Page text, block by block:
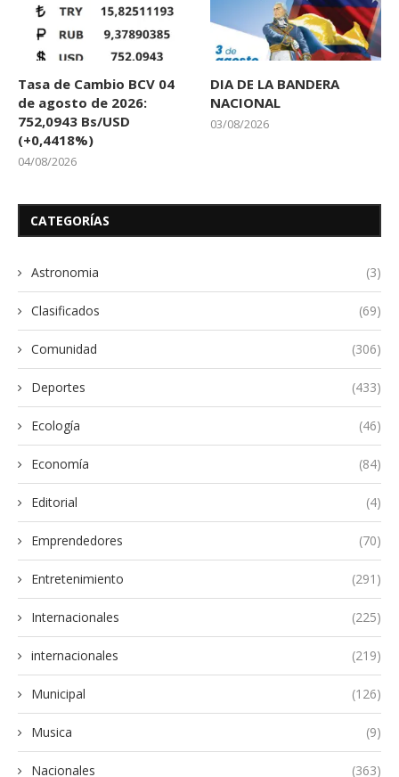
Tasa de Cambio BCV 04
de agosto de 2026:
752,0943 Bs/USD
(+0,4418%)
04/08/2026
DIA DE LA BANDERA
NACIONAL
03/08/2026
CATEGORÍAS
Astronomia (3)
Clasificados (69)
Comunidad (306)
Deportes (433)
Ecología (46)
Economía (84)
Editorial (4)
Emprendedores (70)
Entretenimiento (291)
Internacionales (225)
internacionales (219)
Municipal (126)
Musica (9)
Nacionales (363)